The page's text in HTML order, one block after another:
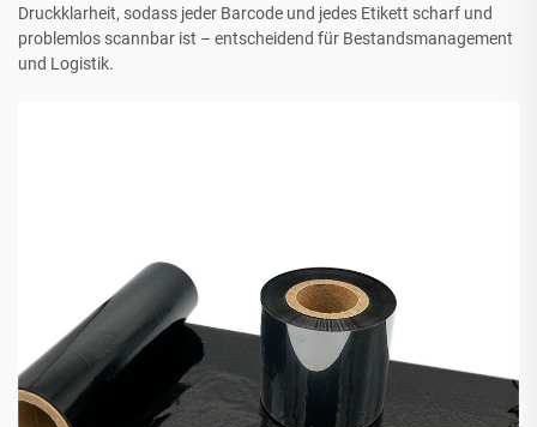
Druckklarheit, sodass jeder Barcode und jedes Etikett scharf und
problemlos scannbar ist – entscheidend für Bestandsmanagement
und Logistik.